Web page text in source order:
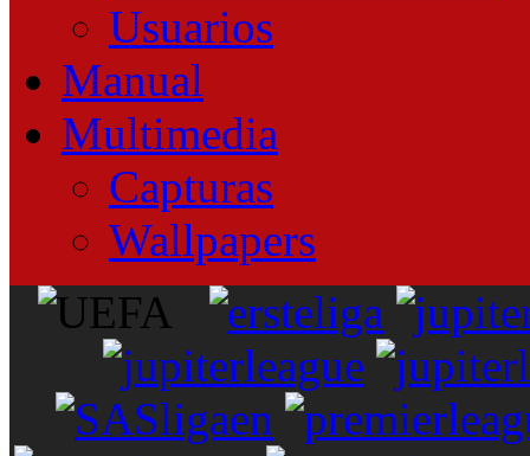
Usuarios
Manual
Multimedia
Capturas
Wallpapers